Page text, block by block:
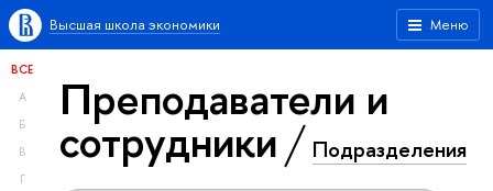
Меню
Высшая школа экономики
ВСЕ
А
Б
В
Г
Преподаватели и
сотрудники Подразделения